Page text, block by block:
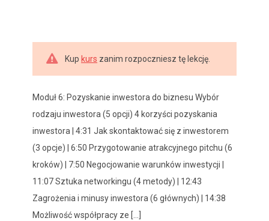
Kup kurs zanim rozpoczniesz tę lekcję.
Moduł 6: Pozyskanie inwestora do biznesu Wybór
rodzaju inwestora (5 opcji) 4 korzyści pozyskania
inwestora | 4:31 Jak skontaktować się z inwestorem
(3 opcje) | 6:50 Przygotowanie atrakcyjnego pitchu (6
kroków) | 7:50 Negocjowanie warunków inwestycji |
11:07 Sztuka networkingu (4 metody) | 12:43
Zagrożenia i minusy inwestora (6 głównych) | 14:38
Możliwość współpracy ze [...]